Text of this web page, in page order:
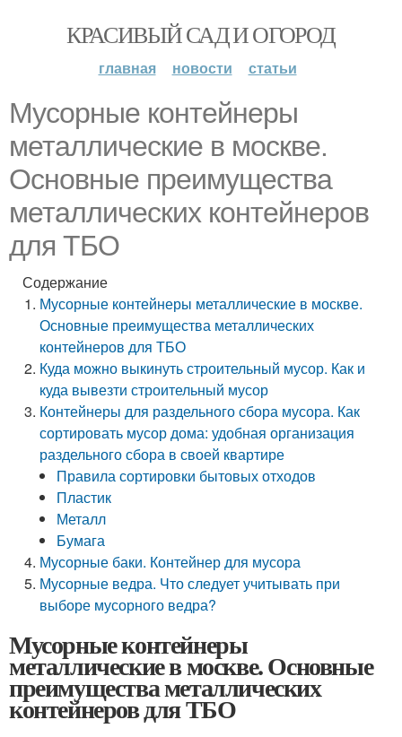
КРАСИВЫЙ САД И ОГОРОД
главная новости статьи
Мусорные контейнеры
металлические в москве.
Основные преимущества
металлических контейнеров
для ТБО
Содержание
Мусорные контейнеры металлические в москве.
Основные преимущества металлических
контейнеров для ТБО
Куда можно выкинуть строительный мусор. Как и
куда вывезти строительный мусор
Контейнеры для раздельного сбора мусора. Как
сортировать мусор дома: удобная организация
раздельного сбора в своей квартире
Правила сортировки бытовых отходов
Пластик
Металл
Бумага
Мусорные баки. Контейнер для мусора
Мусорные ведра. Что следует учитывать при
выборе мусорного ведра?
Мусорные контейнеры
металлические в москве. Основные
преимущества металлических
контейнеров для ТБО